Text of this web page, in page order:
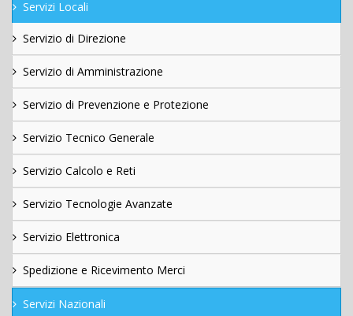
Servizi Locali
Servizio di Direzione
Servizio di Amministrazione
Servizio di Prevenzione e Protezione
Servizio Tecnico Generale
Servizio Calcolo e Reti
Servizio Tecnologie Avanzate
Servizio Elettronica
Spedizione e Ricevimento Merci
Servizi Nazionali